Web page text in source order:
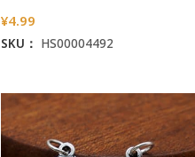
¥4.99
SKU： HS00004492